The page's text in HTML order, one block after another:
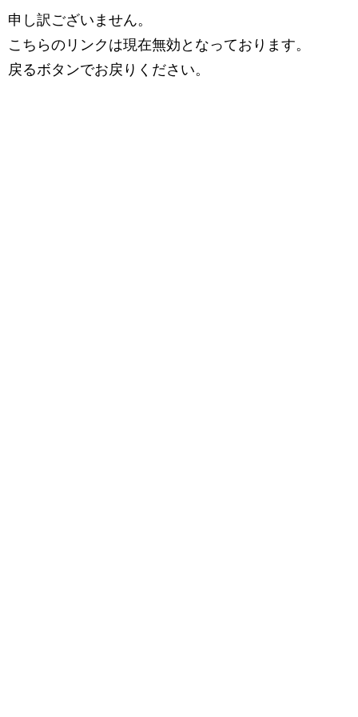
申し訳ございません。
こちらのリンクは現在無効となっております。
戻るボタンでお戻りください。